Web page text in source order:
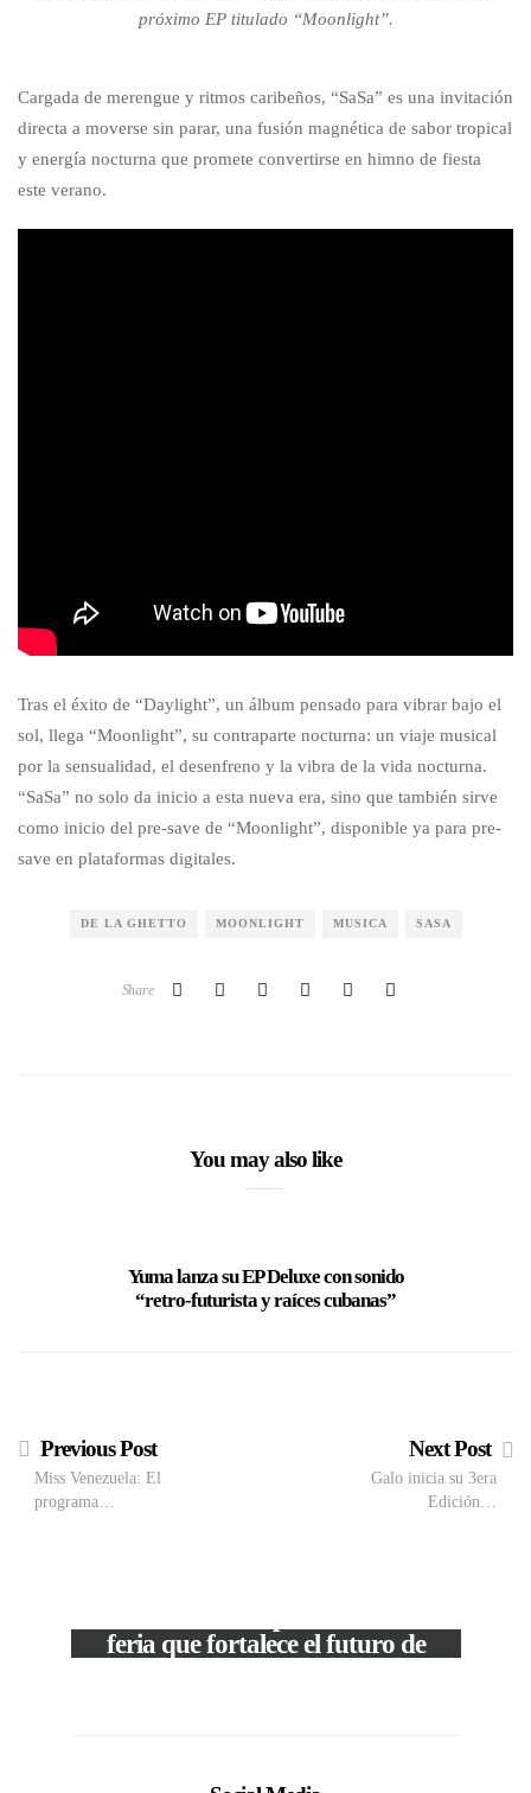
próximo EP titulado “Moonlight”.
Cargada de merengue y ritmos caribeños, “SaSa” es una invitación
directa a moverse sin parar, una fusión magnética de sabor tropical
y energía nocturna que promete convertirse en himno de fiesta
este verano.
Tras el éxito de “Daylight”, un álbum pensado para vibrar bajo el
sol, llega “Moonlight”, su contraparte nocturna: un viaje musical
por la sensualidad, el desenfreno y la vibra de la vida nocturna.
“SaSa” no solo da inicio a esta nueva era, sino que también sirve
como inicio del pre-save de “Moonlight”, disponible ya para pre-
save en plataformas digitales.
DE LA GHETTO MOONLIGHT MUSICA SASA
Share
You may also like
Yuma lanza su EP Deluxe con sonido
“retro-futurista y raíces cubanas”
Previous Post
Miss Venezuela: El
programa…
Next Post
Galo inicia su 3era
Edición…
feria que fortalece el futuro de